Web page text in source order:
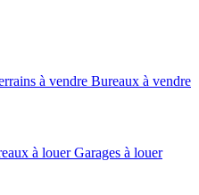
à vendre Bureaux à vendre
à louer Garages à louer